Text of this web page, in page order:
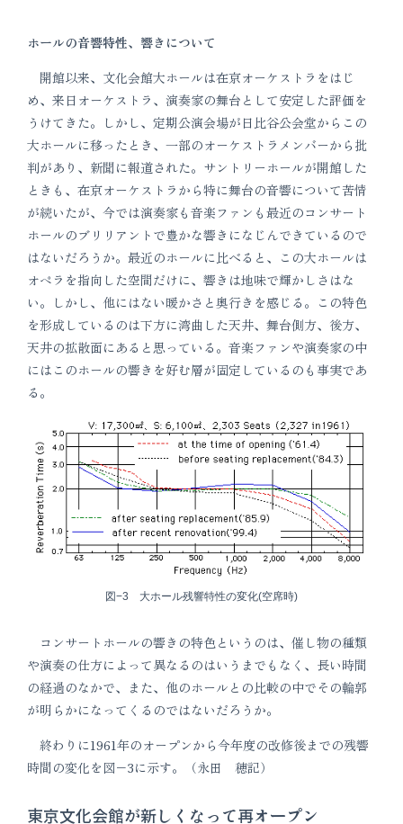
ホールの音響特性、響きについて
開館以来、文化会館大ホールは在京オーケストラをはじ
め、来日オーケストラ、演奏家の舞台として安定した評価を
うけてきた。しかし、定期公演会場が日比谷公会堂からこの
大ホールに移ったとき、一部のオーケストラメンバーから批
判があり、新聞に報道された。サントリーホールが開館した
ときも、在京オーケストラから特に舞台の音響について苦情
が続いたが、今では演奏家も音楽ファンも最近のコンサート
ホールのブリリアントで豊かな響きになじんできているので
はないだろうか。最近のホールに比べると、この大ホールは
オペラを指向した空間だけに、響きは地味で輝かしさはな
い。しかし、他にはない暖かさと奥行きを感じる。この特色
を形成しているのは下方に湾曲した天井、舞台側方、後方、
天井の拡散面にあると思っている。音楽ファンや演奏家の中
にはこのホールの響きを好む層が固定しているのも事実であ
る。
図−3 大ホール残響特性の変化(空席時)
コンサートホールの響きの特色というのは、催し物の種類
や演奏の仕方によって異なるのはいうまでもなく、長い時間
の経過のなかで、また、他のホールとの比較の中でその輪郭
が明らかになってくるのではないだろうか。
終わりに1961年のオープンから今年度の改修後までの残響
時間の変化を図−3に示す。（永田 穂記）
東京文化会館が新しくなって再オープン